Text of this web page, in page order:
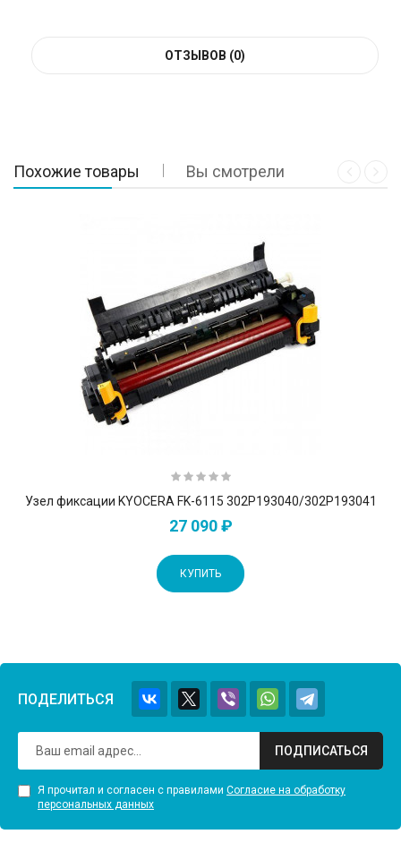
ОТЗЫВОВ (0)
Похожие товары Вы смотрели
Узел фиксации KYOCERA FK-6115 302P193040/302P193041
27 090 ₽
КУПИТЬ
ПОДЕЛИТЬСЯ
ПОДПИСАТЬСЯ
Я прочитал и согласен с правилами Согласие на обработку
персональных данных